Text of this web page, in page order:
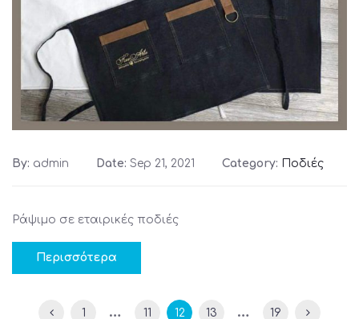
By: admin Date: Sep 21, 2021 Category: Ποδιές
Ράψιμο σε εταιρικές ποδιές
Περισσότερα
1 … 11 12 13 … 19